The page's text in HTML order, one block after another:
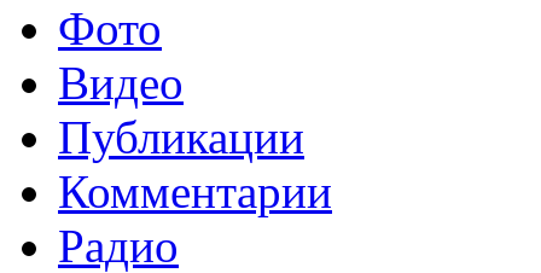
Фото
Видео
Публикации
Комментарии
Радио